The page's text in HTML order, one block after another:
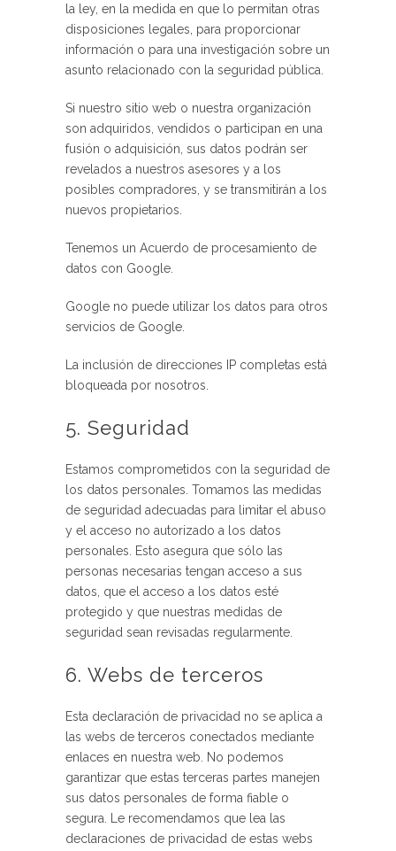
la ley, en la medida en que lo permitan otras
disposiciones legales, para proporcionar
información o para una investigación sobre un
asunto relacionado con la seguridad pública.
Si nuestro sitio web o nuestra organización
son adquiridos, vendidos o participan en una
fusión o adquisición, sus datos podrán ser
revelados a nuestros asesores y a los
posibles compradores, y se transmitirán a los
nuevos propietarios.
Tenemos un Acuerdo de procesamiento de
datos con Google.
Google no puede utilizar los datos para otros
servicios de Google.
La inclusión de direcciones IP completas está
bloqueada por nosotros.
5. Seguridad
Estamos comprometidos con la seguridad de
los datos personales. Tomamos las medidas
de seguridad adecuadas para limitar el abuso
y el acceso no autorizado a los datos
personales. Esto asegura que sólo las
personas necesarias tengan acceso a sus
datos, que el acceso a los datos esté
protegido y que nuestras medidas de
seguridad sean revisadas regularmente.
6. Webs de terceros
Esta declaración de privacidad no se aplica a
las webs de terceros conectados mediante
enlaces en nuestra web. No podemos
garantizar que estas terceras partes manejen
sus datos personales de forma fiable o
segura. Le recomendamos que lea las
declaraciones de privacidad de estas webs